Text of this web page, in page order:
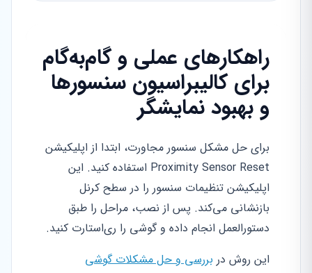
راهکارهای عملی و گام‌به‌گام
برای کالیبراسیون سنسورها
و بهبود نمایشگر
برای حل مشکل سنسور مجاورت، ابتدا از اپلیکیشن
Proximity Sensor Reset استفاده کنید. این
اپلیکیشن تنظیمات سنسور را در سطح کرنل
بازنشانی می‌کند. پس از نصب، مراحل را طبق
دستورالعمل انجام داده و گوشی را ری‌استارت کنید.
این روش در بررسی و حل مشکلات گوشی